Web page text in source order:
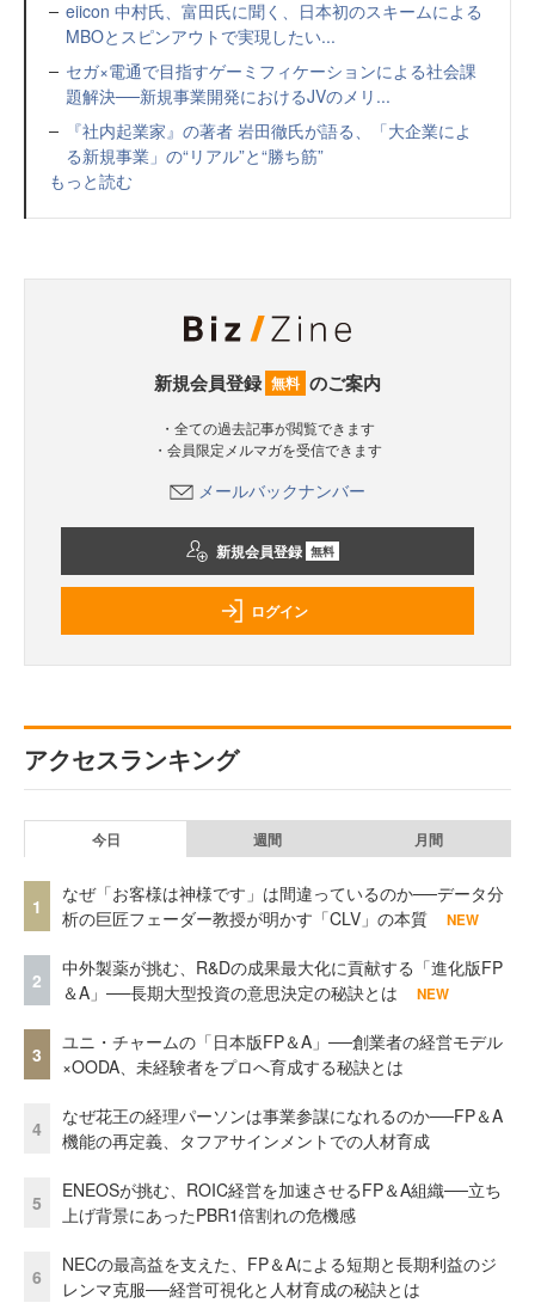
eiicon 中村氏、富田氏に聞く、日本初のスキームによる
MBOとスピンアウトで実現したい...
セガ×電通で目指すゲーミフィケーションによる社会課
題解決──新規事業開発におけるJVのメリ...
『社内起業家』の著者 岩田徹氏が語る、「大企業によ
る新規事業」の“リアル”と“勝ち筋”
もっと読む
新規会員登録 無料 のご案内
・全ての過去記事が閲覧できます
・会員限定メルマガを受信できます
メールバックナンバー
新規会員登録 無料
ログイン
アクセスランキング
今日 週間 月間
1
なぜ「お客様は神様です」は間違っているのか──データ分
析の巨匠フェーダー教授が明かす「CLV」の本質
NEW
2
中外製薬が挑む、R&Dの成果最大化に貢献する「進化版FP
＆A」──長期大型投資の意思決定の秘訣とは
NEW
3
ユニ・チャームの「日本版FP＆A」──創業者の経営モデル
×OODA、未経験者をプロへ育成する秘訣とは
4
なぜ花王の経理パーソンは事業参謀になれるのか──FP＆A
機能の再定義、タフアサインメントでの人材育成
5
ENEOSが挑む、ROIC経営を加速させるFP＆A組織──立ち
上げ背景にあったPBR1倍割れの危機感
6
NECの最高益を支えた、FP＆Aによる短期と長期利益のジ
レンマ克服──経営可視化と人材育成の秘訣とは